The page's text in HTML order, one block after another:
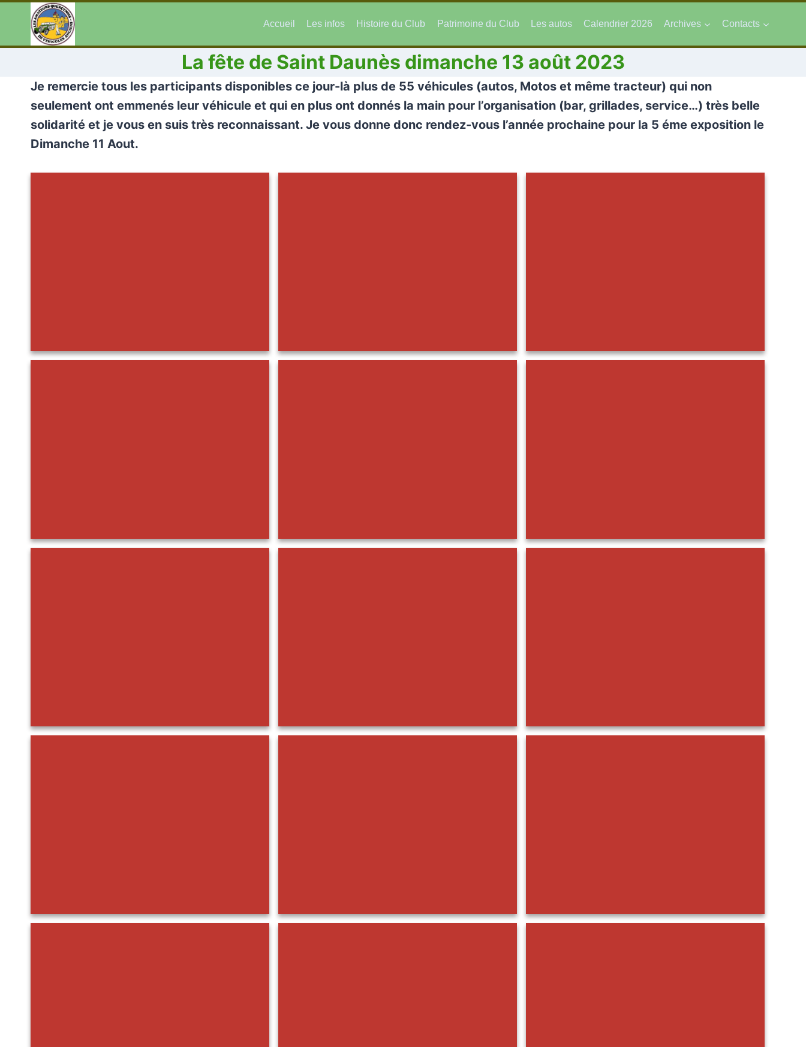
contenu
Accueil Les infos Histoire du Club Patrimoine du Club Les autos Calendrier 2026 Archives Contacts
La fête de Saint Daunès dimanche 13 août 2023
Je remercie tous les participants disponibles ce jour-là plus de 55 véhicules (autos, Motos et même tracteur) qui non
seulement ont emmenés leur véhicule et qui en plus ont donnés la main pour l’organisation (bar, grillades, service…) très belle
solidarité et je vous en suis très reconnaissant. Je vous donne donc rendez-vous l’année prochaine pour la 5 éme exposition le
Dimanche 11 Aout.